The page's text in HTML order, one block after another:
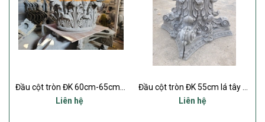
Liên hệ
Liên hệ